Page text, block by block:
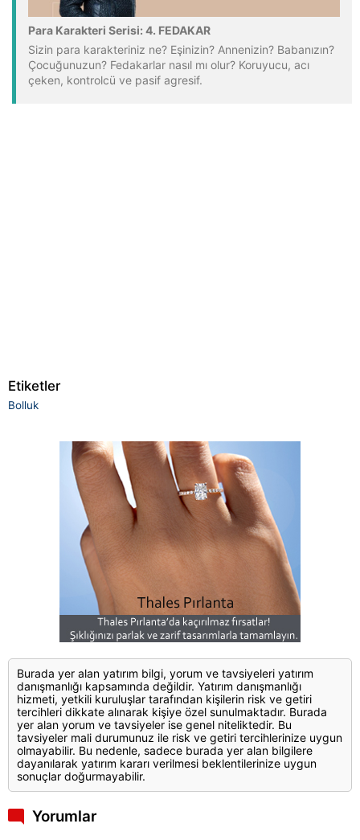
Para Karakteri Serisi: 4. FEDAKAR
Sizin para karakteriniz ne? Eşinizin? Annenizin? Babanızın?
Çocuğunuzun? Fedakarlar nasıl mı olur? Koruyucu, acı
çeken, kontrolcü ve pasif agresif.
Etiketler
Bolluk
Burada yer alan yatırım bilgi, yorum ve tavsiyeleri yatırım
danışmanlığı kapsamında değildir. Yatırım danışmanlığı
hizmeti, yetkili kuruluşlar tarafından kişilerin risk ve getiri
tercihleri dikkate alınarak kişiye özel sunulmaktadır. Burada
yer alan yorum ve tavsiyeler ise genel niteliktedir. Bu
tavsiyeler mali durumunuz ile risk ve getiri tercihlerinize uygun
olmayabilir. Bu nedenle, sadece burada yer alan bilgilere
dayanılarak yatırım kararı verilmesi beklentilerinize uygun
sonuçlar doğurmayabilir.
Yorumlar